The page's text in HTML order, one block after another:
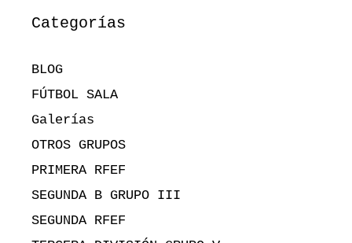
Categorías
BLOG
FÚTBOL SALA
Galerías
OTROS GRUPOS
PRIMERA RFEF
SEGUNDA B GRUPO III
SEGUNDA RFEF